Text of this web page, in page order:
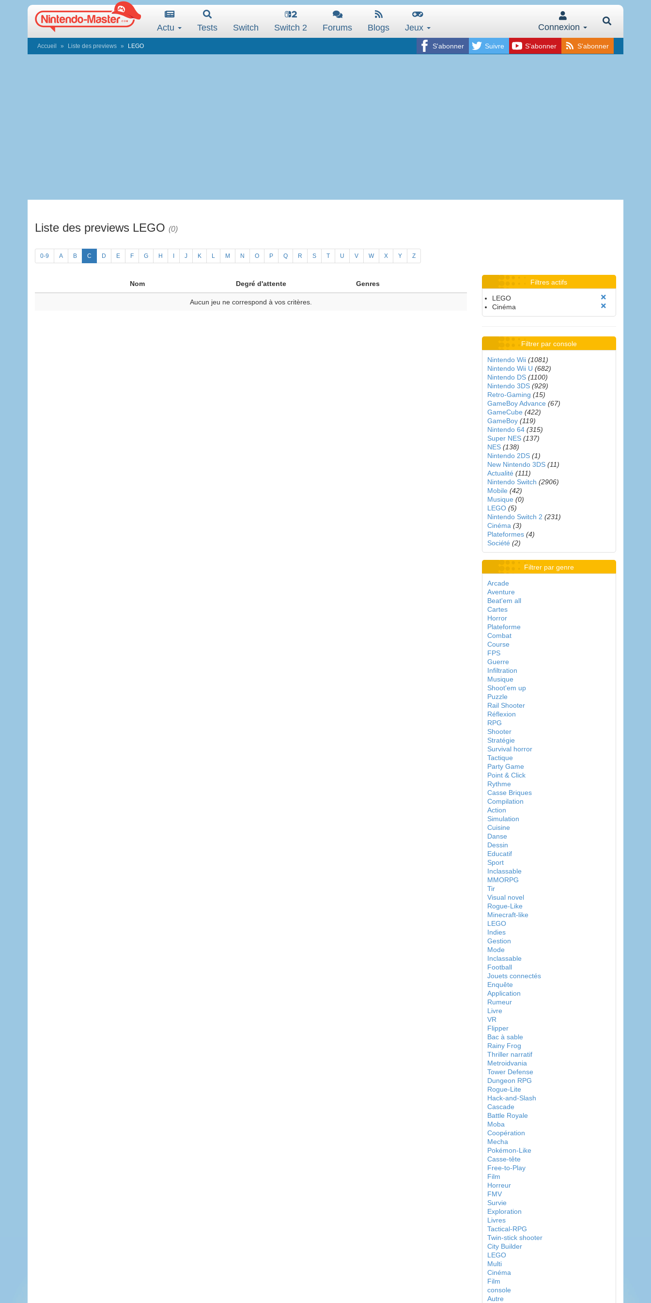
Actu Tests Switch Switch 2 Forums Blogs Jeux Connexion
S'abonner Suivre S'abonner S'abonner
Accueil Liste des previews LEGO
Liste des previews LEGO (0)
0-9 A B C D E F G H J K L M N O P Q R S T U V W X Y Z
Nom Degré d'attente Genres
Aucun jeu ne correspond à vos critères.
Filtres actifs
LEGO
Cinéma
Filtrer par console
Nintendo Wii (1081)
Nintendo Wii U (682)
Nintendo DS (1100)
Nintendo 3DS (929)
Retro-Gaming (15)
GameBoy Advance (67)
GameCube (422)
GameBoy (119)
Nintendo 64 (315)
Super NES (137)
NES (138)
Nintendo 2DS (1)
New Nintendo 3DS (11)
Actualité (111)
Nintendo Switch (2906)
Mobile (42)
Musique (0)
LEGO (5)
Nintendo Switch 2 (231)
Cinéma (3)
Plateformes (4)
Société (2)
Filtrer par genre
Arcade
Aventure
Beat'em all
Cartes
Horror
Plateforme
Combat
Course
FPS
Guerre
Infiltration
Musique
Shoot'em up
Puzzle
Rail Shooter
Réflexion
RPG
Shooter
Stratégie
Survival horror
Tactique
Party Game
Point & Click
Rythme
Casse Briques
Compilation
Action
Simulation
Cuisine
Danse
Dessin
Educatif
Sport
Inclassable
MMORPG
Tir
Visual novel
Rogue-Like
Minecraft-like
LEGO
Indies
Gestion
Mode
Inclassable
Football
Jouets connectés
Enquête
Application
Rumeur
Livre
VR
Flipper
Bac à sable
Rainy Frog
Thriller narratif
Metroidvania
Tower Defense
Dungeon RPG
Rogue-Lite
Hack-and-Slash
Cascade
Battle Royale
Moba
Coopération
Mecha
Pokémon-Like
Casse-tête
Free-to-Play
Film
Horreur
FMV
Survie
Exploration
Livres
Tactical-RPG
Twin-stick shooter
City Builder
LEGO
Multi
Cinéma
Film
console
Autre